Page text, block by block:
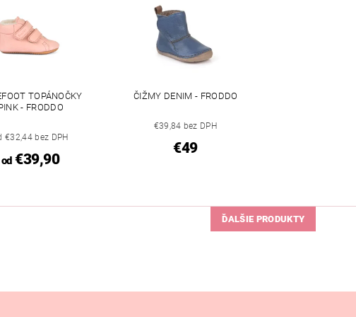
TOPÁNOČKY
- FRODDO
€32,44 bez DPH
od€39,90
ČIŽMY DENIM - FRODDO
€39,84 bez DPH
€49
ĎALŠIE PRODUKTY